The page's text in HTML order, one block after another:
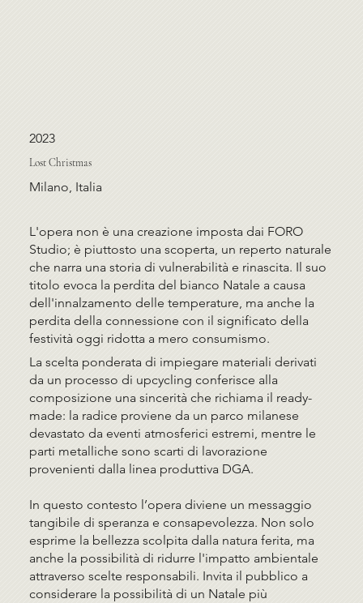
2023
Lost Christmas
Milano, Italia
L'opera non è una creazione imposta dai FORO
Studio; è piuttosto una scoperta, un reperto naturale
che narra una storia di vulnerabilità e rinascita. Il suo
titolo evoca la perdita del bianco Natale a causa
dell'innalzamento delle temperature, ma anche la
perdita della connessione con il significato della
festività oggi ridotta a mero consumismo.
La scelta ponderata di impiegare materiali derivati
da un processo di upcycling conferisce alla
composizione una sincerità che richiama il ready-
made: la radice proviene da un parco milanese
devastato da eventi atmosferici estremi, mentre le
parti metalliche sono scarti di lavorazione
provenienti dalla linea produttiva DGA.
In questo contesto l’opera diviene un messaggio
tangibile di speranza e consapevolezza. Non solo
esprime la bellezza scolpita dalla natura ferita, ma
anche la possibilità di ridurre l'impatto ambientale
attraverso scelte responsabili. Invita il pubblico a
considerare la possibilità di un Natale più